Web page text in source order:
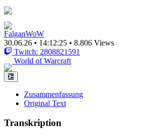
FalganWoW
30.06.26 • 14:12:25 • 8.806 Views
Twitch: 2808821591
World of Warcraft
Zusammenfassung
Original Text
Transkription